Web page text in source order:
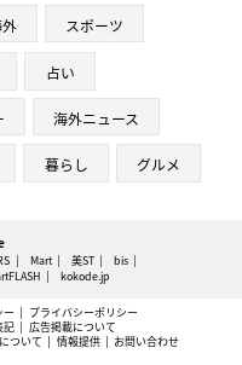
スポーツ
占い
海外ニュース
暮らし グルメ
Mart 美ST
bis
kokode.jp
ー
プライバシーポリシー
記
広告掲載について
ついて 情報提供 お問い合わせ